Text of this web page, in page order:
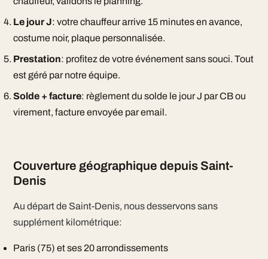
Le jour J: votre chauffeur arrive 15 minutes en avance,
costume noir, plaque personnalisée.
Prestation: profitez de votre événement sans souci. Tout
est géré par notre équipe.
Solde + facture: règlement du solde le jour J par CB ou
virement, facture envoyée par email.
Couverture géographique depuis Saint-
Denis
Au départ de Saint-Denis, nous desservons sans
supplément kilométrique:
Paris (75) et ses 20 arrondissements